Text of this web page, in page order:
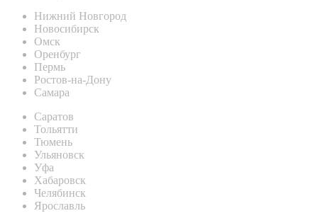
Нижний Новгород
Новосибирск
Омск
Оренбург
Пермь
Ростов-на-Дону
Самара
Саратов
Тольятти
Тюмень
Ульяновск
Уфа
Хабаровск
Челябинск
Ярославль